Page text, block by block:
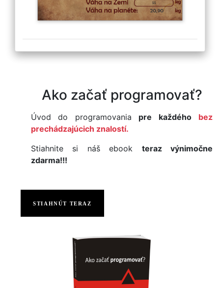
Ako začať programovať?
Úvod do programovania pre každého
bez
prechádzajúcich znalostí.
Stiahnite si náš ebook teraz výnimočne
zdarma!!!
STIAHNÚT TERAZ